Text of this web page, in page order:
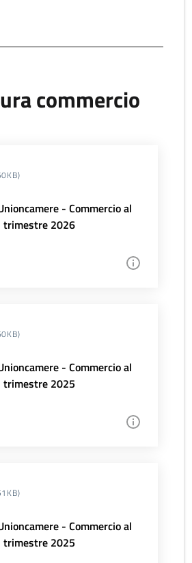
commercio
- Commercio al
2026
- Commercio al
2025
- Commercio al
2025